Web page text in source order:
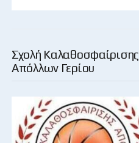
Σχολή Καλαθοσφαίρισης
Απόλλων Γερίου